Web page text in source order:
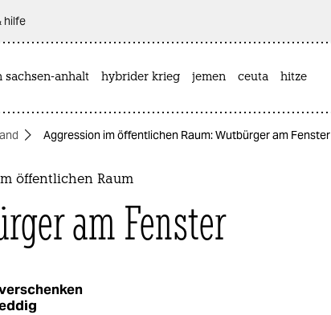
hilfe
sachsen-anhalt hybrider krieg jemen ceuta hitze
Aggression im öffentlichen Raum: Wutbürger am Fenster
öffentlichen Raum
am Fenster